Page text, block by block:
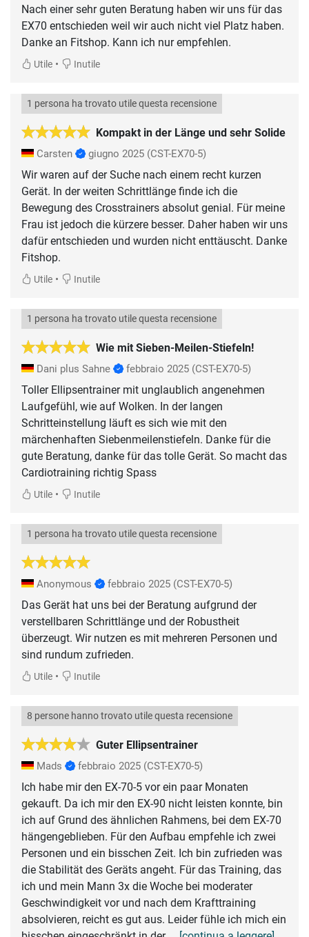
Nach einer sehr guten Beratung haben wir uns für das
EX70 entschieden weil wir auch nicht viel Platz haben.
Danke an Fitshop. Kann ich nur empfehlen.
Utile • Inutile
Kompakt in der Länge und sehr Solide
1 persona ha trovato utile questa recensione
Carsten giugno 2025 (CST-EX70-5)
Wir waren auf der Suche nach einem recht kurzen
Gerät. In der weiten Schrittlänge finde ich die
Bewegung des Crosstrainers absolut genial. Für meine
Frau ist jedoch die kürzere besser. Daher haben wir uns
dafür entschieden und wurden nicht enttäuscht. Danke
Fitshop.
Utile • Inutile
Wie mit Sieben-Meilen-Stiefeln!
1 persona ha trovato utile questa recensione
Dani plus Sahne febbraio 2025 (CST-EX70-5)
Toller Ellipsentrainer mit unglaublich angenehmen
Laufgefühl, wie auf Wolken. In der langen
Schritteinstellung läuft es sich wie mit den
märchenhaften Siebenmeilenstiefeln. Danke für die
gute Beratung, danke für das tolle Gerät. So macht das
Cardiotraining richtig Spass
Utile • Inutile
1 persona ha trovato utile questa recensione
Anonymous febbraio 2025 (CST-EX70-5)
Das Gerät hat uns bei der Beratung aufgrund der
verstellbaren Schrittlänge und der Robustheit
überzeugt. Wir nutzen es mit mehreren Personen und
sind rundum zufrieden.
Utile • Inutile
Guter Ellipsentrainer
8 persone hanno trovato utile questa recensione
Mads febbraio 2025 (CST-EX70-5)
Ich habe mir den EX-70-5 vor ein paar Monaten
gekauft. Da ich mir den EX-90 nicht leisten konnte, bin
ich auf Grund des ähnlichen Rahmens, bei dem EX-70
hängengeblieben. Für den Aufbau empfehle ich zwei
Personen und ein bisschen Zeit. Ich bin zufrieden was
die Stabilität des Geräts angeht. Für das Training, das
ich und mein Mann 3x die Woche bei moderater
Geschwindigkeit vor und nach dem Krafttraining
absolvieren, reicht es gut aus. Leider fühle ich mich ein